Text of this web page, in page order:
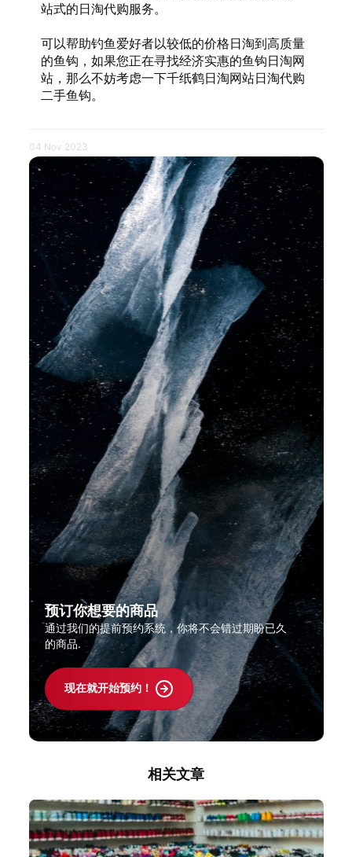
站式的日淘代购服务。
可以帮助钓鱼爱好者以较低的价格日淘到高质量
的鱼钩，如果您正在寻找经济实惠的鱼钩日淘网
站，那么不妨考虑一下千纸鹤日淘网站日淘代购
二手鱼钩。
04 Nov 2023
预订你想要的商品
通过我们的提前预约系统，你将不会错过期盼已久
的商品.
现在就开始预约！
相关文章